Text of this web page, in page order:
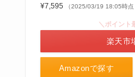
¥7,595
（2025/03/19 18:05時点
Amazonで探す
＼ポイント
楽天市